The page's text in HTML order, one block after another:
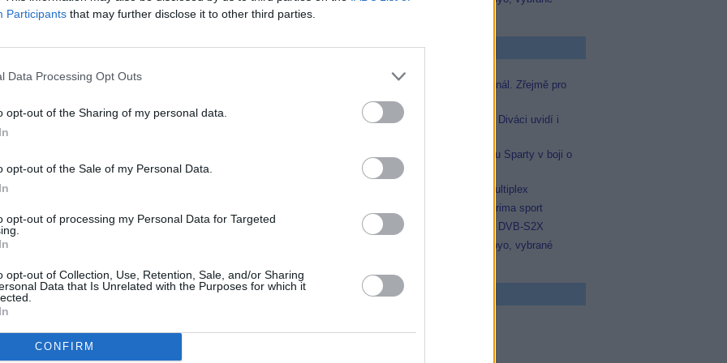
Participants that may further disclose it to other third parties.
Data Processing Opt Outs
opt-out of the Sharing of my personal data.
opt-out of the Sale of my Personal Data.
opt-out of processing my Personal Data for Targeted
opt-out of Collection, Use, Retention, Sale, and/or Sharing
Data that Is Unrelated with the Purposes for which it
CONFIRM
na 5W
90E
na 5W
39E
• obsluha CNC strojů • mzda 48.400 Kč • náborový
Top Zprávičky
Skylink spustil nový Test kanál. Zřejmě pro
Prima sport
Oneplay zařadí Prima sport. Diváci uvidí i
Prima sport odvysílá i odvetu Sparty v boji o
Ligu mistrů
Operátor Du převzal další multiplex
Antik TV potvrdil zařazení Prima sport
Televisa Networks přešla na DVB-S2X
Niké liga opět komplet na Voyo, vybrané
TV program